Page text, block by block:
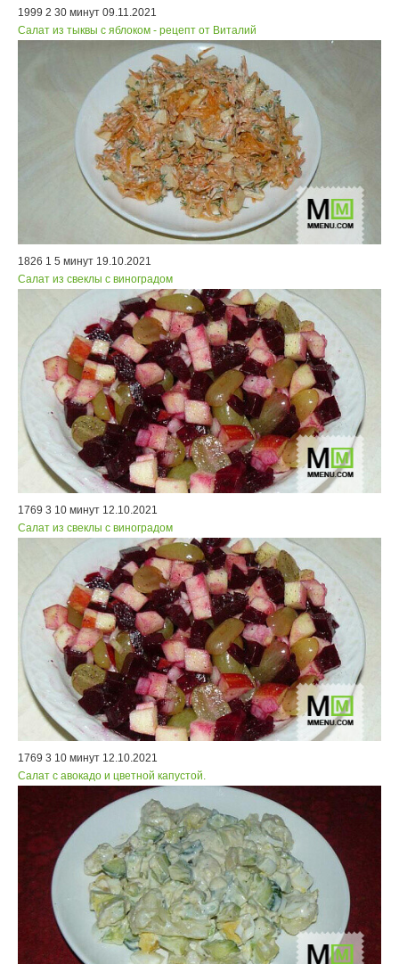
1999 2 30 минут 09.11.2021
Салат из тыквы с яблоком - рецепт от Виталий
1826 1 5 минут 19.10.2021
Салат из свеклы с виноградом
1769 3 10 минут 12.10.2021
Салат из свеклы с виноградом
1769 3 10 минут 12.10.2021
Салат с авокадо и цветной капустой.